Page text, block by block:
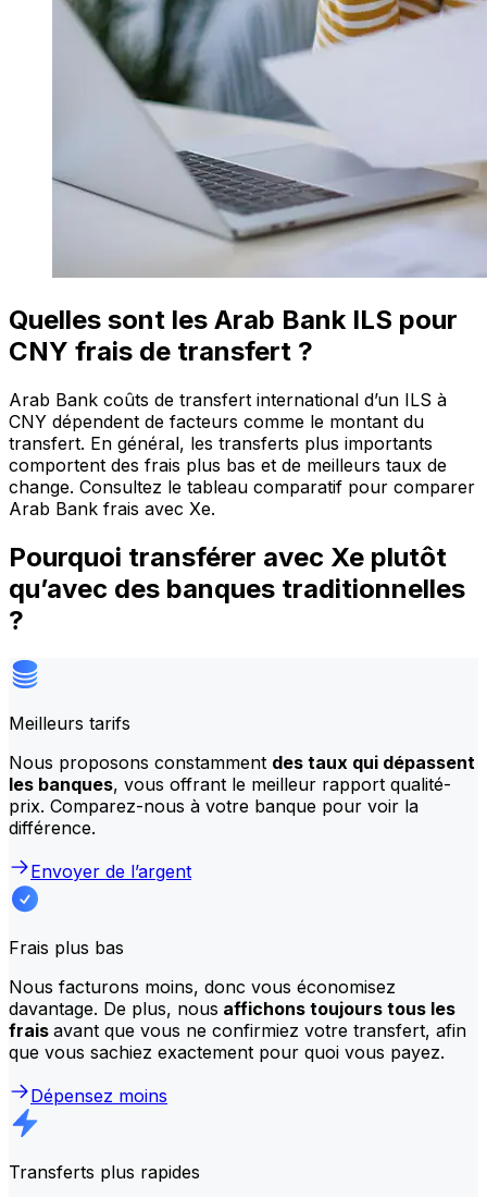
Quelles sont les Arab Bank ILS pour
CNY frais de transfert ?
Arab Bank coûts de transfert international d’un ILS à
CNY dépendent de facteurs comme le montant du
transfert. En général, les transferts plus importants
comportent des frais plus bas et de meilleurs taux de
change. Consultez le tableau comparatif pour comparer
Arab Bank frais avec Xe.
Pourquoi transférer avec Xe plutôt
qu’avec des banques traditionnelles
?
Meilleurs tarifs
Nous proposons constamment des taux qui dépassent
les banques, vous offrant le meilleur rapport qualité-
prix. Comparez-nous à votre banque pour voir la
différence.
Envoyer de l’argent
Frais plus bas
Nous facturons moins, donc vous économisez
davantage. De plus, nous affichons toujours tous les
frais avant que vous ne confirmiez votre transfert, afin
que vous sachiez exactement pour quoi vous payez.
Dépensez moins
Transferts plus rapides